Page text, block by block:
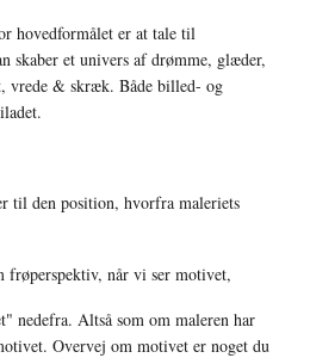
hovedformålet er at tale til
skaber et univers af drømme, glæder,
vrede & skræk. Både billed- og
til den position, hvorfra maleriets
frøperspektiv, når vi ser motivet,
nedefra. Altså som om maleren har
Overvej om motivet er noget du